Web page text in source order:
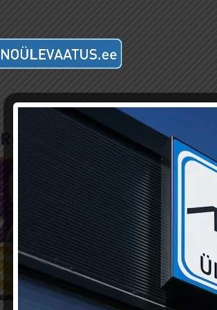
Rectangle-209